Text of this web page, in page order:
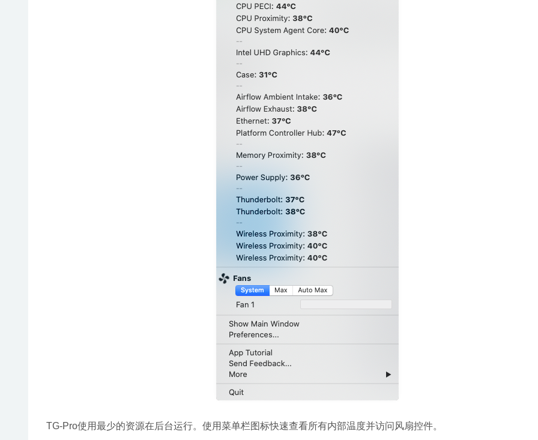
TG-Pro使用最少的资源在后台运行。使用菜单栏图标快速查看所有内部温度并访问风扇控件。